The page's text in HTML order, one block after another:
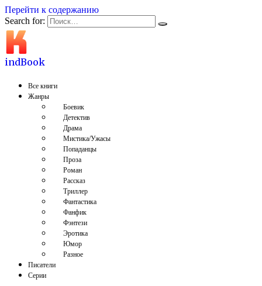
Перейти к содержанию
Search for:
indBook
Все книги
Жанры
Боевик
Детектив
Драма
Мистика/Ужасы
Попаданцы
Проза
Роман
Рассказ
Триллер
Фантастика
Фанфик
Фэнтези
Эротика
Юмор
Разное
Писатели
Серии